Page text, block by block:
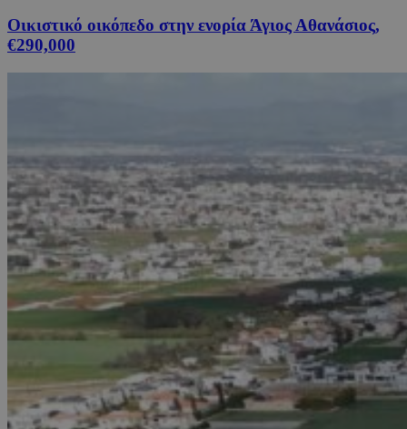
Οικιστικό οικόπεδο στην ενορία Άγιος Αθανάσιος,
€290,000